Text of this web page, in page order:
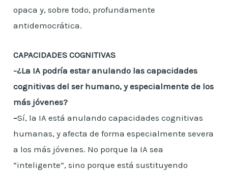
opaca y, sobre todo, profundamente
antidemocrática.
CAPACIDADES COGNITIVAS
-¿La IA podría estar anulando las capacidades
cognitivas del ser humano, y especialmente de los
más jóvenes?
–Sí, la IA está anulando capacidades cognitivas
humanas, y afecta de forma especialmente severa
a los más jóvenes. No porque la IA sea
“inteligente”, sino porque está sustituyendo